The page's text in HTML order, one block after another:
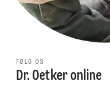
FØLG OS
Dr. Oetker online